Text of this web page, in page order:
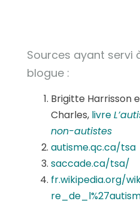
Sources ayant servi
blogue :
Brigitte Harrisson
Charles, livre
non-autistes
autisme.qc.ca/tsa
saccade.ca/tsa/
fr.wikipedia.org/